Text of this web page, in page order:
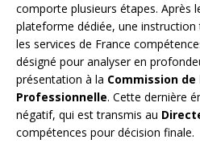
comporte plusieurs étapes. Après
plateforme dédiée, une
les services de France
désigné pour analyser en
présentation à la Commission
Professionnelle. Cette dernière
négatif, qui est transmis au
compétences pour décision finale.